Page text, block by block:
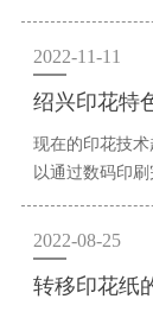
2022-11-11
绍兴印花特
现在的印花技
以通过数码印刷
2022-08-25
转移印花纸